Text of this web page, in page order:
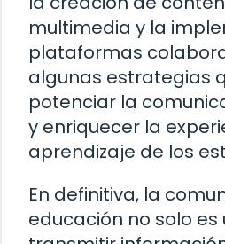
multimedia y la
plataformas
algunas estrategias
potenciar la
y enriquecer la
aprendizaje de los
En definitiva, la
educación no solo